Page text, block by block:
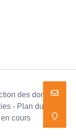
NOUS
NOUS
des données
Plan du site
en cours